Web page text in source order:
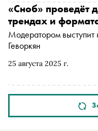
Подробности — в
25 августа 2025 г.
«Сноб» проведёт
трендах и
Модератором
Геворкян